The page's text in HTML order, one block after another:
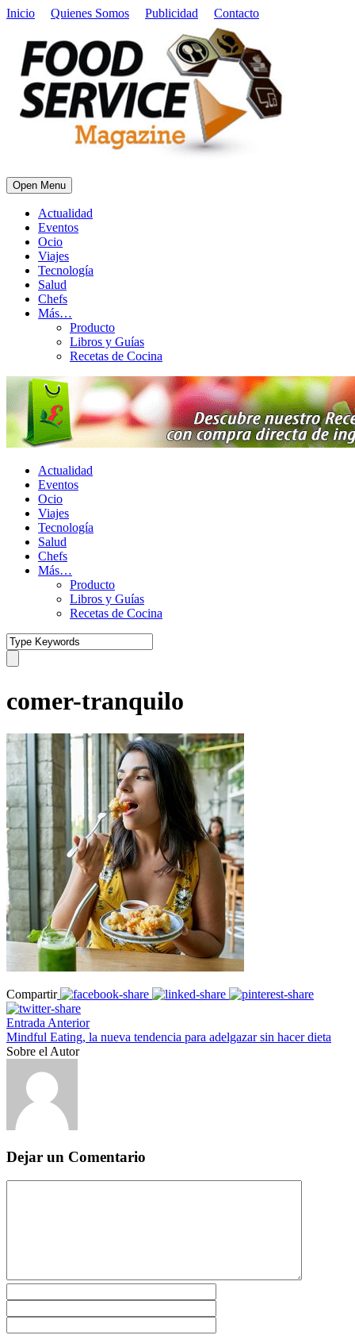
Inicio Quienes Somos Publicidad Contacto
Open Menu
Actualidad
Eventos
Ocio
Viajes
Tecnología
Salud
Chefs
Más…
Producto
Libros y Guías
Recetas de Cocina
Actualidad
Eventos
Ocio
Viajes
Tecnología
Salud
Chefs
Más…
Producto
Libros y Guías
Recetas de Cocina
comer-tranquilo
Compartir
Entrada Anterior
Mindful Eating, la nueva tendencia para adelgazar sin hacer dieta
Sobre el Autor
Dejar un Comentario